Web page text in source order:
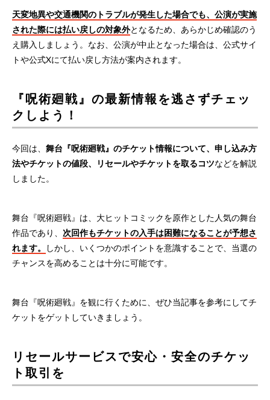
天変地異や交通機関のトラブルが発生した場合でも、公演が実施
された際には払い戻しの対象外となるため、あらかじめ確認のう
え購入しましょう。なお、公演が中止となった場合は、公式サイ
トや公式Xにて払い戻し方法が案内されます。
『呪術廻戦』の最新情報を逃さずチェッ
クしよう！
今回は、 舞台『呪術廻戦』のチケット情報について、申し込み方
法やチケットの値段、リセールやチケットを取るコツなどを解説
しました。
舞台『呪術廻戦』は、大ヒットコミックを原作とした人気の舞台
作品であり、 次回作もチケットの入手は困難になることが予想さ
れます。
しかし、いくつかのポイントを意識することで、当選の
チャンスを高めることは十分に可能です。
舞台『呪術廻戦』を観に行くために、ぜひ当記事を参考にしてチ
ケットをゲットしていきましょう。
リセールサービスで安心・安全のチケッ
ト取引を